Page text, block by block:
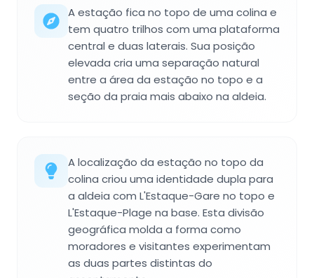
A estação fica no topo de uma colina e
tem quatro trilhos com uma plataforma
central e duas laterais. Sua posição
elevada cria uma separação natural
entre a área da estação no topo e a
seção da praia mais abaixo na aldeia.
A localização da estação no topo da
colina criou uma identidade dupla para
a aldeia com L'Estaque-Gare no topo e
L'Estaque-Plage na base. Esta divisão
geográfica molda a forma como
moradores e visitantes experimentam
as duas partes distintas do